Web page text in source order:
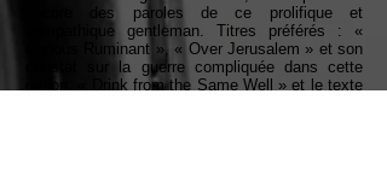
encore des paroles de ce prolifique et
sympathique gentleman. Titres préférés : «
Curious Ruminant », « Over Jerusalem » et son
constat sur la guerre compliquée dans cette
région, « Drink from the Same Well » et le texte